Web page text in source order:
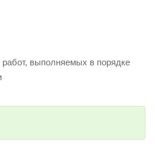
выполняемых в порядке